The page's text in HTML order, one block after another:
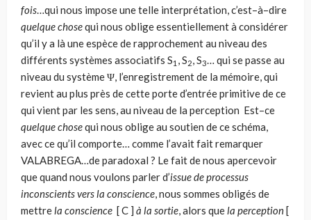
fois…qui nous impose une telle interprétation, c’est–à–dire
quelque chosequi nous oblige essentiellement à considérer
qu’il y a là une espèce de rapprochement au niveau des
différents systèmes associatifs S1 , S2, S3… qui se passe au
niveau du système Ψ, l’enregis­trement de la mémoire, qui
revient au plus près de cette porte d’entrée primiti­ve de ce
qui vient par les sens, au niveau de la perception Est–ce
quelque chosequi nous oblige au soutien de ce schéma,
avec ce qu’il comporte… comme l’avait fait remarquer
VALABREGA…de paradoxal ? Le fait de nous apercevoir
que quand nous voulons parler d’issue de processus
inconscients vers la conscience, nous sommes obligés de
mettrela conscience [ C ] à la sortie, alors quela perception [